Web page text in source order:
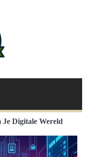
Digitale Wereld